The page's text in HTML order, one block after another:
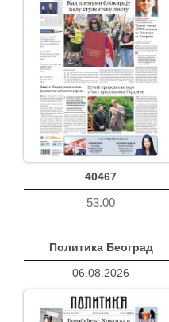
40467
53.00
Политика Београд
06.08.2026